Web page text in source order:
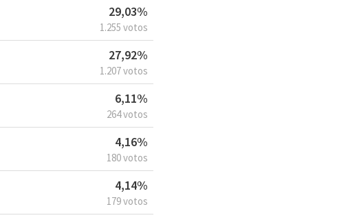
29,03%
1.255 votos
27,92%
1.207 votos
6,11%
264 votos
4,16%
180 votos
4,14%
179 votos